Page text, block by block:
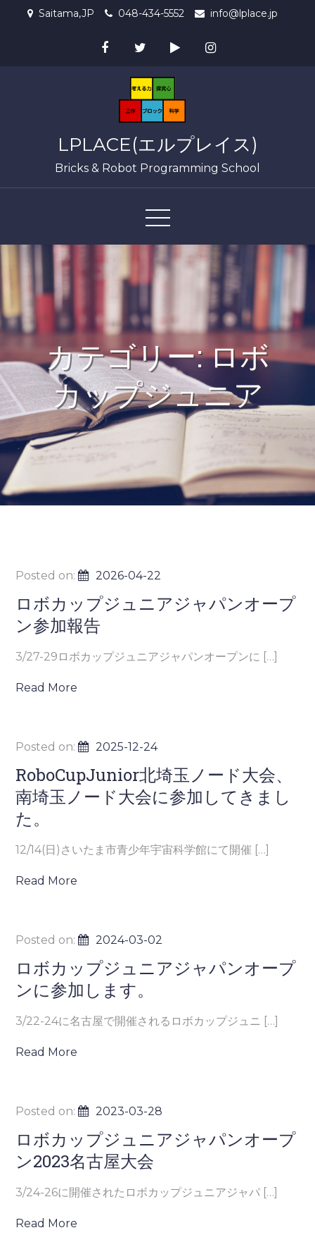
Saitama,JP 048-434-5552 info@lplace.jp
LPLACE(エルプレイス)
Bricks & Robot Programming School
カテゴリー:ロボ
カップジュニア
Posted on: 2026-04-22
ロボカップジュニアジャパンオープ
ン参加報告
3/27-29ロボカップジュニアジャパンオープンに […]
Read More
Posted on: 2025-12-24
RoboCupJunior北埼玉ノード大会、
南埼玉ノード大会に参加してきまし
た。
12/14(日)さいたま市青少年宇宙科学館にて開催 […]
Read More
Posted on: 2024-03-02
ロボカップジュニアジャパンオープ
ンに参加します。
3/22-24に名古屋で開催されるロボカップジュニ […]
Read More
Posted on: 2023-03-28
ロボカップジュニアジャパンオープ
ン2023名古屋大会
3/24-26に開催されたロボカップジュニアジャパ […]
Read More